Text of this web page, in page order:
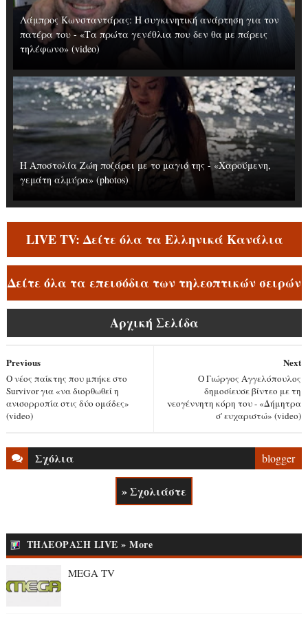
Λάμπρος Κωνσταντάρας: H συγκινητική ανάρτηση για τον
πατέρα του - «Τα πρώτα γενέθλια που δεν θα με πάρεις
τηλέφωνο» (video)
Η Αποστολία Ζώη ποζάρει με το μαγιό της - «Χαρούμενη,
γεμάτη αλμύρα» (photos)
LIVE TV: Δείτε όλα τα Ελληνικά Κανάλια
Δείτε όλα τα επεισόδια των τηλεοπτικών σειρών
Αρχική Σελίδα
Next
Ο Γιώργος Αγγελόπουλος
δημοσίευσε βίντεο με τη
νεογέννητη κόρη του - «Δήμητρα
σ' ευχαριστώ» (video)
Previous
Ο νέος παίκτης που μπήκε στο
Survivor για «να διορθωθεί η
ανισορροπία στις δύο ομάδες»
(video)
Σχόλια blogger
» Σχολιάστε
ΤΗΛΕΟΡΑΣΗ LIVE » More
MEGA TV